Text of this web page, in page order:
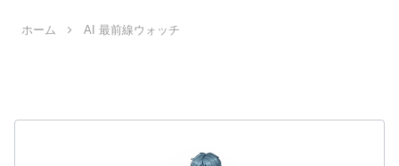
ホーム AI 最前線ウォッチ